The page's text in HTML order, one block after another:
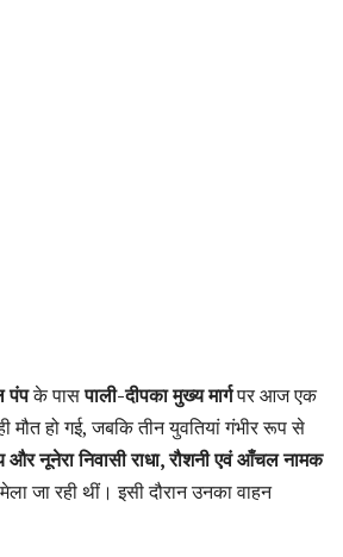
पंपके पासपाली-दीपका मुख्य मार्गपर आज एक
हो गई, जबकि तीन युवतियां गंभीर रूप से
और नूनेरा निवासी राधा, रौशनी एवं आँचल नामक
जा रही थीं। इसी दौरान उनका वाहन